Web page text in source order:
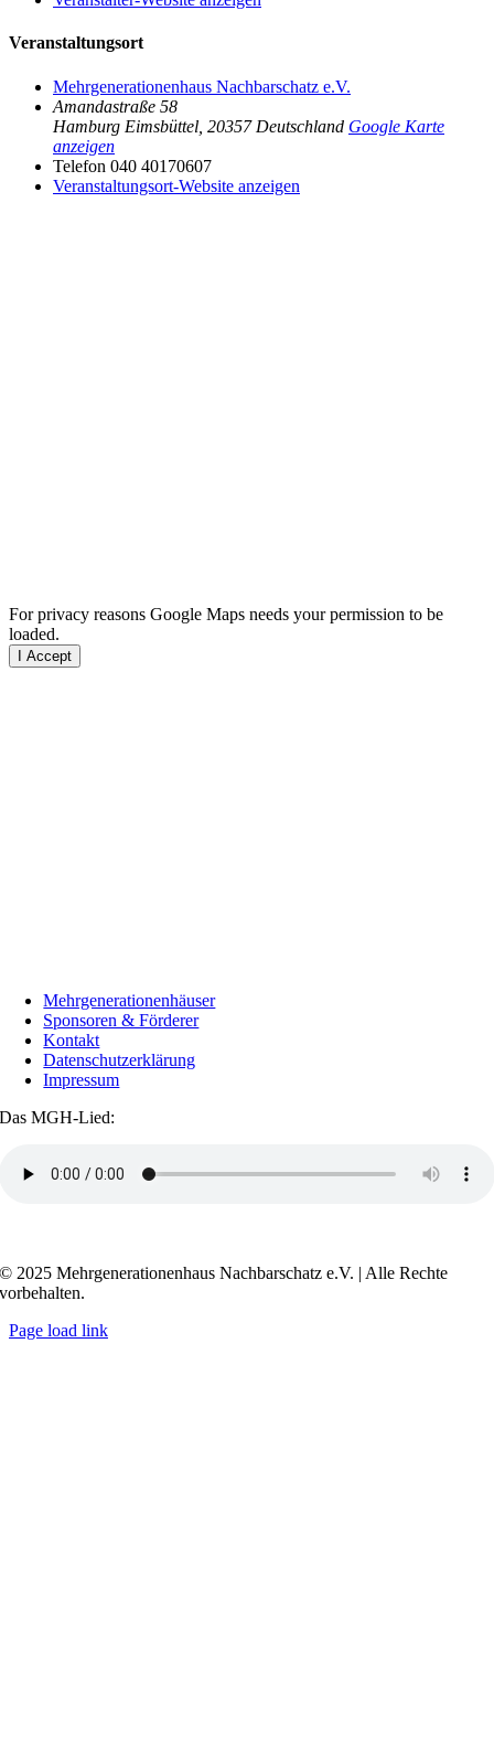
Veranstaltungsort
Mehrgenerationenhaus Nachbarschatz e.V.
Amandastraße 58
Hamburg Eimsbüttel 20357 Deutschland Google Karte
anzeigen
Telefon 040 40170607
Veranstaltungsort-Website anzeigen
For privacy reasons Google Maps needs your permission to be
loaded.
I Accept
Mehrgenerationenhäuser
Sponsoren & Förderer
Kontakt
Datenschutzerklärung
Impressum
Das MGH-Lied:
© 2025 Mehrgenerationenhaus Nachbarschatz e.V. | Alle Rechte
vorbehalten.
Page load link